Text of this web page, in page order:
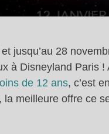
et jusqu’au 28
à Disneyland Paris !
de 12 ans, c’est
la meilleure offre ce